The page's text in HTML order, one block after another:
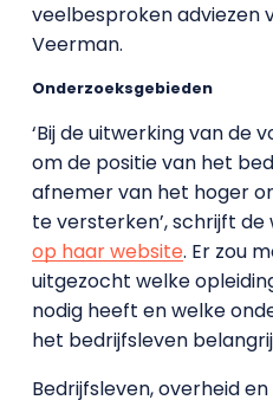
veelbesproken adviezen
Veerman.
Onderzoeksgebieden
‘Bij de uitwerking van de
om de positie van het
afnemer van het hoger
te versterken’, schrijft
op haar website. Er zou
uitgezocht welke
nodig heeft en welke
het bedrijfsleven
Bedrijfsleven, overheid